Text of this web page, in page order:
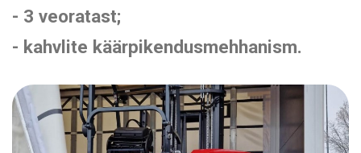
vintsid
- 3 veoratast;
- kahvlite käärpikendusmehhanism.